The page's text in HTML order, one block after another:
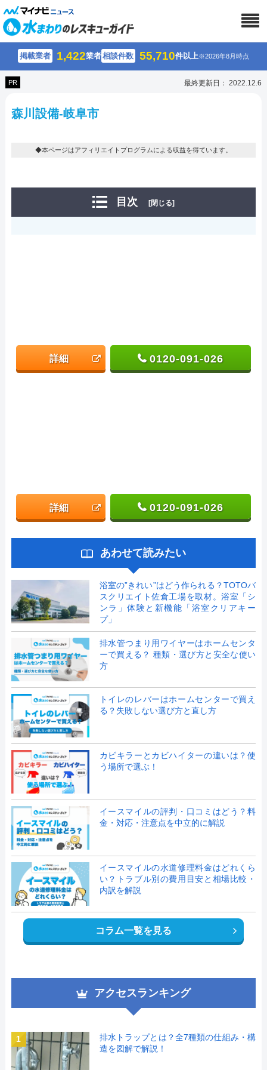
掲載業者 1,422業者相談件数 55,710件以上※2026年8月時点
PR 最終更新日： 2022.12.6
森川設備-岐阜市
◆本ページはアフィリエイトプログラムによる収益を得ています。
目次 [閉じる]
詳細 0120-091-026
詳細 0120-091-026
あわせて読みたい
浴室の”きれい”はどう作られる？TOTOバ
スクリエイト佐倉工場を取材。浴室「シ
ンラ」体験と新機能「浴室クリアキー
プ」
排水管つまり用ワイヤーはホームセンタ
ーで買える？ 種類・選び方と安全な使い
方
トイレのレバーはホームセンターで買え
る？失敗しない選び方と直し方
カビキラーとカビハイターの違いは？使
う場所で選ぶ！
イースマイルの評判・口コミはどう？料
金・対応・注意点を中立的に解説
イースマイルの水道修理料金はどれくら
い？トラブル別の費用目安と相場比較・
内訳を解説
コラム一覧を見る
アクセスランキング
1
排水トラップとは？全7種類の仕組み・構
造を図解で解説！